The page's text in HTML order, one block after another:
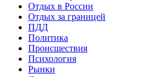
Отдых в России
Отдых за границей
ПДД
Политика
Происшествия
Психология
Рынки